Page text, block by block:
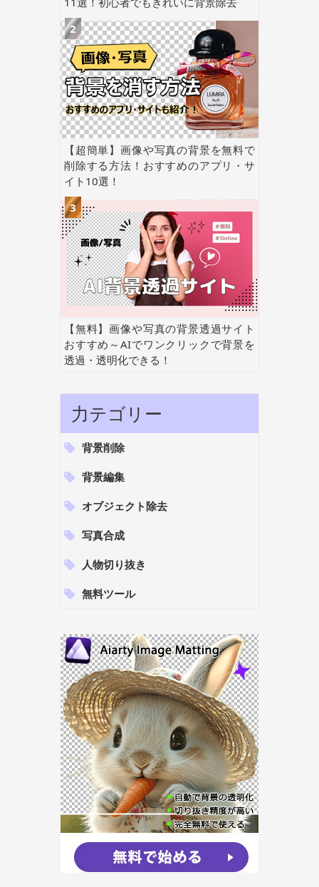
【超簡単】画像や写真の背景を無料で
削除する方法！おすすめのアプリ・サ
イト10選！
【無料】画像や写真の背景透過サイト
おすすめ～AIでワンクリックで背景を
透過・透明化できる！
力テゴリー
背景削除
背景編集
オブジェクト除去
写真合成
人物切り抜き
無料ツール